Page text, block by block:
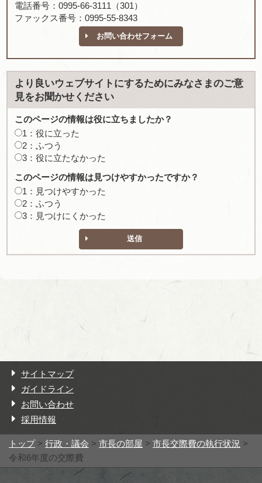
電話番号：0995-66-3111（301）
ファックス番号：0995-55-8343
お問い合わせフォーム
より良いウェブサイトにするためにみなさまのご意
見をお聞かせください
このページの情報は役に立ちましたか？
1：役に立った
2：ふつう
3：役に立たなかった
このページの情報は見つけやすかったですか？
1：見つけやすかった
2：ふつう
3：見つけにくかった
送信
サイトマップ
ガイドライン
お問い合わせ
採用情報
トップ> 行政・議会 > 市長の部屋 > 市長交際費の執行状況 >
令和6年度の交際費